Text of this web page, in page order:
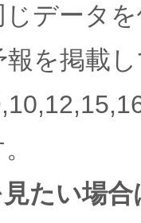
データ
を掲載
たい場